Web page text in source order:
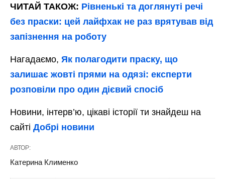
ЧИТАЙ ТАКОЖ: Рівненькі та доглянуті речі
без праски: цей лайфхак не раз врятував від
запізнення на роботу
Нагадаємо, Як полагодити праску, що
залишає жовті прями на одязі: експерти
розповіли про один дієвий спосіб
Новини, інтерв’ю, цікаві історії ти знайдеш на
сайті Добрі новини
АВТОР:
Катерина Клименко